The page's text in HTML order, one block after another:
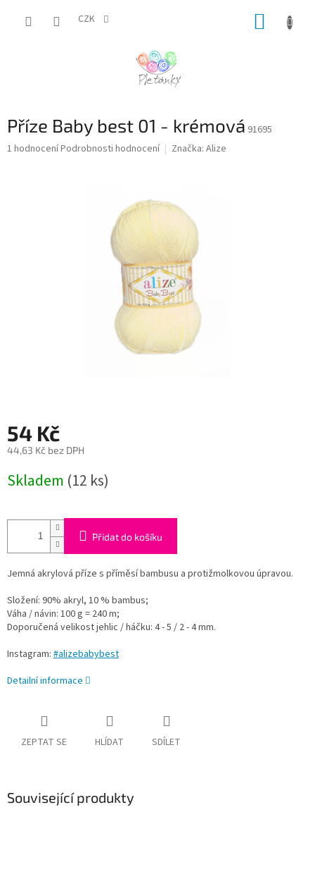
CZK
Příze Baby best 01 - krémová 91695
Průměrné
1 hodnoceníPodrobnosti hodnocení Značka: Alize
54 Kč
44,63 Kč bez DPH
cena:
Skladem (12 ks)
Přidat do košíku
Jemná akrylová příze s příměsí bambusu a protižmolkovou úpravou.
Složení: 90% akryl, 10 % bambus;
Váha / návin: 100 g = 240 m;
Doporučená velikost jehlic / háčku: 4 - 5 / 2 - 4 mm.
Instagram: #alizebabybest
Detailní informace
ZEPTAT SE HLÍDAT SDÍLET
Související produkty